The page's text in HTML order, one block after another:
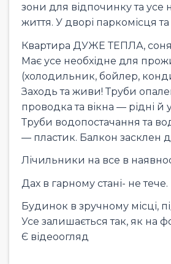
зони для відпочинку та усе
життя. У дворі паркомісця
Квартира ДУЖЕ ТЕПЛА,
Має усе необхідне для
(холодильник, бойлер,
Заходь та живи! Труби
проводка та вікна — рідні й
Труби водопостачання та
— пластик. Балкон засклен
Лічильники на все в
Дах в гарному стані- не тече.
Будинок в зручному місці,
Усе залишається так, як на
Є відеоогляд